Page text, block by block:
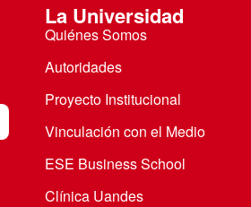
La Universidad
Quiénes Somos
Autoridades
Proyecto Institucional
Vinculación con el Medio
ESE Business School
Clínica Uandes